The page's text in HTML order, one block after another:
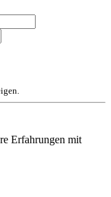
Erfahrungen mit